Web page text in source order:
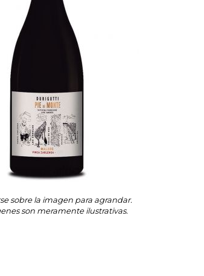
sobre la imagen para agrandar.
son meramente ilustrativas.